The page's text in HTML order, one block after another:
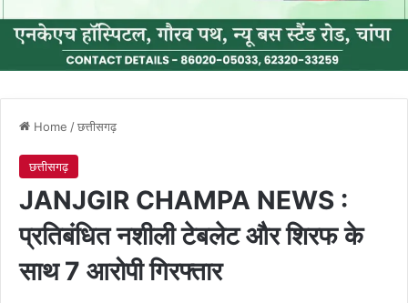
Home /छत्तीसगढ़
छत्तीसगढ़
JANJGIR CHAMPA NEWS :
प्रतिबंधित नशीली टेबलेट और शिरफ के
साथ 7 आरोपी गिरफ्तार